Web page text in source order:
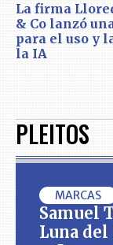
La firma
& Co lanzó
para el uso y
la IA
PLEITOS
MARCAS
Samuel
Luna